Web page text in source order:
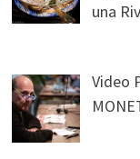
una
Video